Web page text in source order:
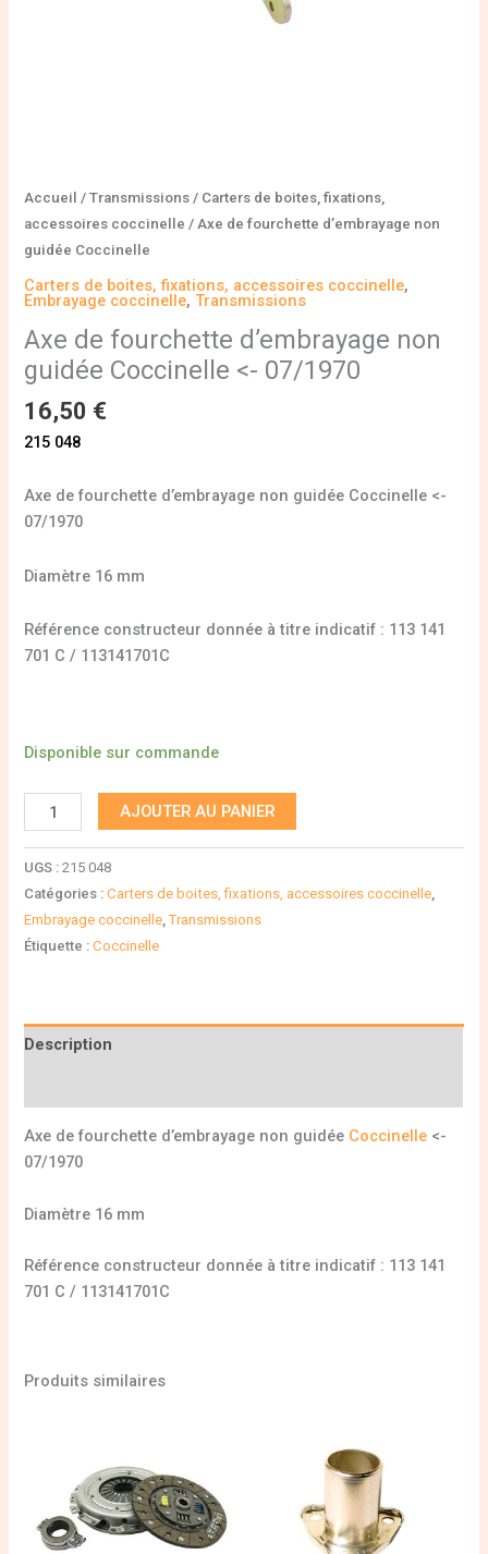
Accueil /Transmissions / Carters de boites, fixations,
accessoires coccinelle / Axe de fourchette d’embrayage non
guidée Coccinelle
Carters de boites, fixations, accessoires coccinelle,
Embrayage coccinelle,Transmissions
Axe de fourchette d’embrayage non
guidée Coccinelle <- 07/1970
16,50 €
215 048
Axe de fourchette d’embrayage non guidée Coccinelle <-
07/1970
Diamètre 16 mm
Référence constructeur donnée à titre indicatif : 113 141
701 C / 113141701C
Disponible sur commande
AJOUTER AU PANIER
UGS :215 048
Catégories :Carters de boites, fixations, accessoires coccinelle,
Embrayage coccinelle,Transmissions
Étiquette :Coccinelle
Description
Axe de fourchette d’embrayage non guidée Coccinelle <-
07/1970
Diamètre 16 mm
Référence constructeur donnée à titre indicatif : 113 141
701 C / 113141701C
Produits similaires